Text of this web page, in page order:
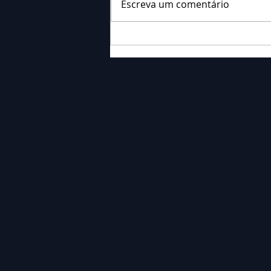
Barauce Schon
Escreva um comentário